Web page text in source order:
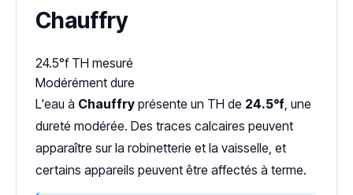
Chauffry
24.5°f TH mesuré
Modérément dure
L'eau à Chauffry présente un TH de 24.5°f, une
dureté modérée. Des traces calcaires peuvent
apparaître sur la robinetterie et la vaisselle, et
certains appareils peuvent être affectés à terme.